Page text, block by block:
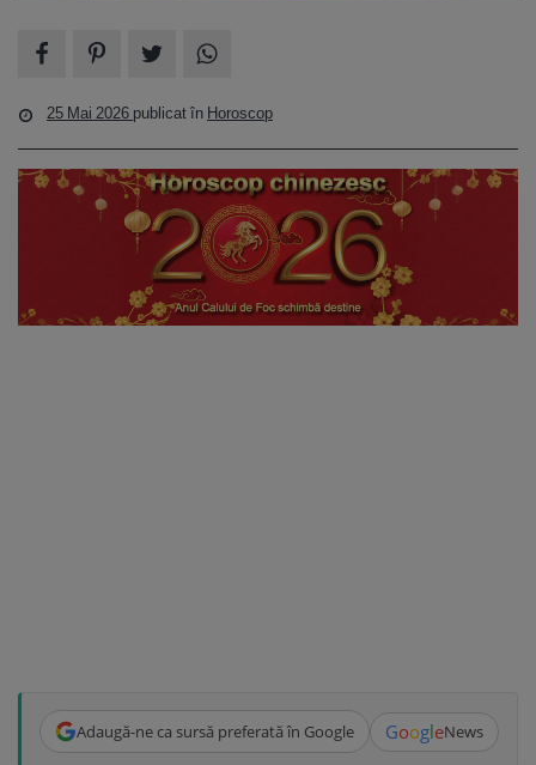
25 Mai 2026 publicat în Horoscop
Adaugă-ne ca sursă preferată în Google GoogleNews